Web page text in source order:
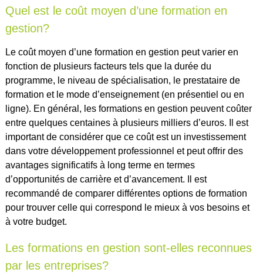
Quel est le coût moyen d’une formation en
gestion?
Le coût moyen d’une formation en gestion peut varier en
fonction de plusieurs facteurs tels que la durée du
programme, le niveau de spécialisation, le prestataire de
formation et le mode d’enseignement (en présentiel ou en
ligne). En général, les formations en gestion peuvent coûter
entre quelques centaines à plusieurs milliers d’euros. Il est
important de considérer que ce coût est un investissement
dans votre développement professionnel et peut offrir des
avantages significatifs à long terme en termes
d’opportunités de carrière et d’avancement. Il est
recommandé de comparer différentes options de formation
pour trouver celle qui correspond le mieux à vos besoins et
à votre budget.
Les formations en gestion sont-elles reconnues
par les entreprises?